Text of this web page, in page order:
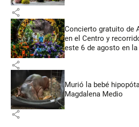
share
Concierto gratuito de
en el Centro y
este 6 de agosto en
share
Murió la bebé
Magdalena Medio
share